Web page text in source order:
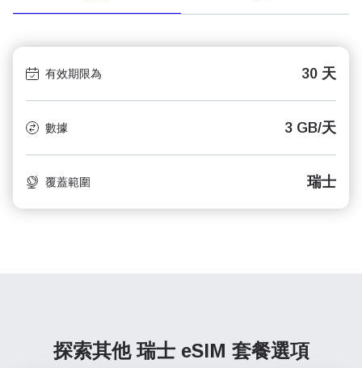
有效期限為 30 天
數據 3 GB/天
覆蓋範圍 瑞士
探索其他 瑞士 eSIM 套餐選項